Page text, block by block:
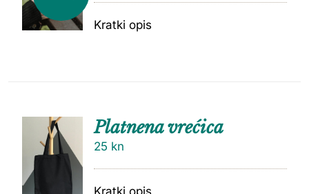
Kratki opis
DODAJ
Platnena vrećica
25 kn
Kratki opis